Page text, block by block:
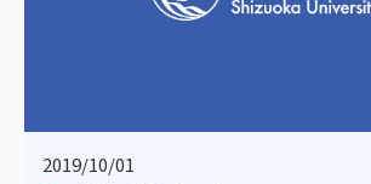
2019/10/01